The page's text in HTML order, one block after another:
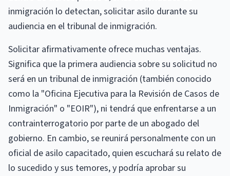
inmigración lo detectan, solicitar asilo durante su
audiencia en el tribunal de inmigración.
Solicitar afirmativamente ofrece muchas ventajas.
Significa que la primera audiencia sobre su solicitud no
será en un tribunal de inmigración (también conocido
como la "Oficina Ejecutiva para la Revisión de Casos de
Inmigración" o "EOIR"), ni tendrá que enfrentarse a un
contrainterrogatorio por parte de un abogado del
gobierno. En cambio, se reunirá personalmente con un
oficial de asilo capacitado, quien escuchará su relato de
lo sucedido y sus temores, y podría aprobar su